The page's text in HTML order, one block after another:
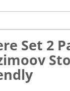
Set 2